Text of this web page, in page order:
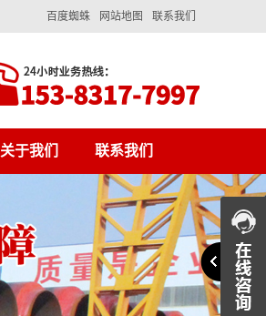
联系我们
网站地图
百度蜘蛛
关于我们 联系我们